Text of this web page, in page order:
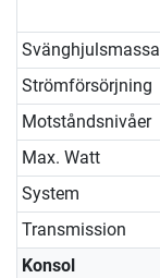
Svänghjulsmassa
Strömförsörjning
Motståndsnivåer
Max. Watt
System
Transmission
Konsol